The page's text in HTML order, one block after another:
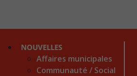
NOUVELLES
Affaires municipales
Communauté / Social